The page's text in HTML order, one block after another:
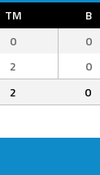
TM
B
0
0
2
0
2 0